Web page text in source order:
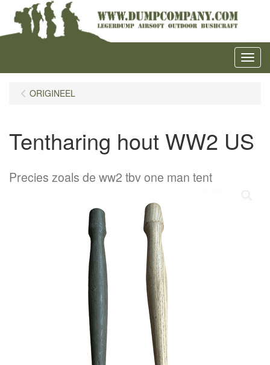
Menu
ORIGINEEL
Tentharing hout WW2 US
Precies zoals de ww2 tbv one man tent